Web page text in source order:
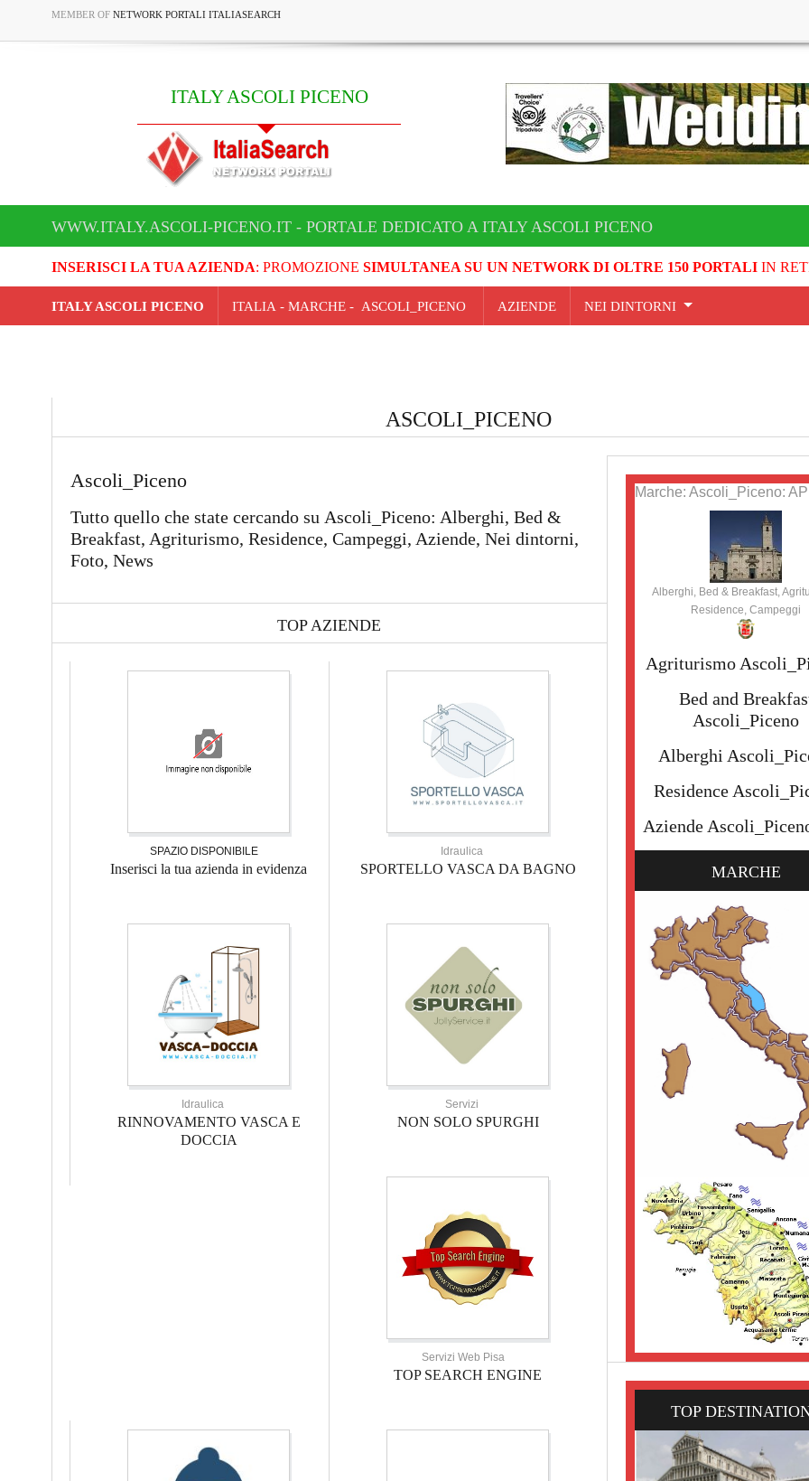
MEMBER OF NETWORK PORTALI ITALIASEARCH
ITALY ASCOLI PICENO
WWW.ITALY.ASCOLI-PICENO.IT - PORTALE DEDICATO A ITALY ASCOLI PICENO
INSERISCI LA TUA AZIENDA: PROMOZIONE SIMULTANEA SU UN NETWORK DI OLTRE 150 PORTALIIN
ITALY ASCOLI PICENO ITALIA - MARCHE - ASCOLI_PICENO AZIENDE NEI DINTORNI
ASCOLI_PICENO
Ascoli_Piceno
Tutto quello che state cercando su Ascoli_Piceno: Alberghi, Bed &
Breakfast, Agriturismo, Residence, Campeggi, Aziende, Nei dintorni,
Foto, News
TOP AZIENDE
SPAZIO DISPONIBILE
Inserisci la tua azienda in evidenza
Idraulica
SPORTELLO VASCA DA BAGNO
Idraulica
RINNOVAMENTO VASCA E
DOCCIA
Servizi
NON SOLO SPURGHI
Servizi Web Pisa
TOP SEARCH ENGINE
Marche: Ascoli_Piceno: AP
Alberghi, Bed & Breakfast,
Residence, Campeggi
Agriturismo
Bed and
Ascoli_Piceno
Alberghi
Residence
Aziende
MARCHE
TOP